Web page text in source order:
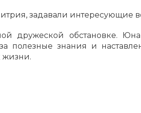
задавали интересующие
дружеской обстановке.
полезные знания и
жизни.